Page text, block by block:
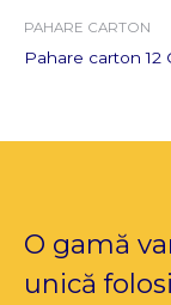
PAHARE CARTON
Pahare carton 12
O gamă
unică